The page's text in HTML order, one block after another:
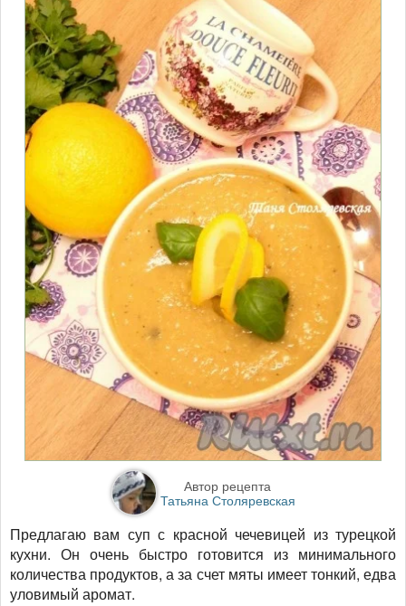
Автор рецепта
Татьяна Столяревская
Предлагаю вам суп с красной чечевицей из турецкой
кухни. Он очень быстро готовится из минимального
количества продуктов, а за счет мяты имеет тонкий, едва
уловимый аромат.